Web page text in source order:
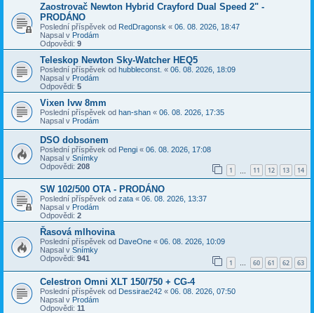
Zaostrovač Newton Hybrid Crayford Dual Speed 2" -
PRODÁNO
Poslední příspěvek od RedDragonsk « 06. 08. 2026, 18:47
Napsal v Prodám
Odpovědi: 9
Teleskop Newton Sky-Watcher HEQ5
Poslední příspěvek od hubbleconst. « 06. 08. 2026, 18:09
Napsal v Prodám
Odpovědi: 5
Vixen lvw 8mm
Poslední příspěvek od han-shan « 06. 08. 2026, 17:35
Napsal v Prodám
DSO dobsonem
Poslední příspěvek od Pengi « 06. 08. 2026, 17:08
Napsal v Snímky
Odpovědi: 208 1 11 12 13 14
SW 102/500 OTA - PRODÁNO
Poslední příspěvek od zata « 06. 08. 2026, 13:37
Napsal v Prodám
Odpovědi: 2
Řasová mlhovina
Poslední příspěvek od DaveOne « 06. 08. 2026, 10:09
Napsal v Snímky
Odpovědi: 941 1 … 60 61 62 63
Celestron Omni XLT 150/750 + CG-4
Poslední příspěvek od Dessirae242 « 06. 08. 2026, 07:50
Napsal v Prodám
Odpovědi: 11